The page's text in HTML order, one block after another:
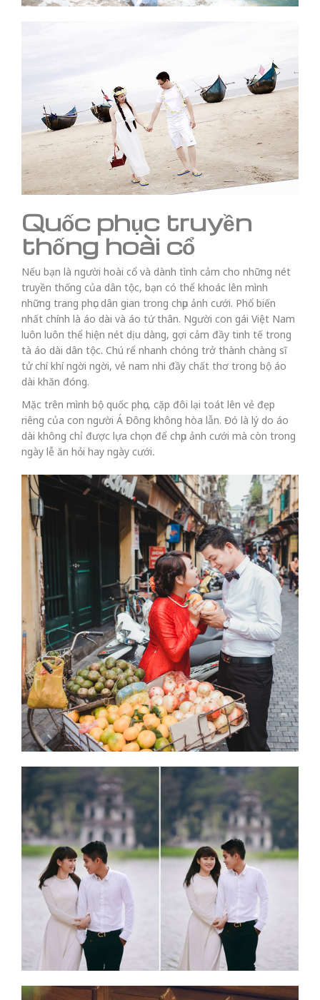
Quốc phục truyền
thống hoài cổ
Nếu bạn là người hoài cổ và dành tình cảm cho những nét
truyền thống của dân tộc, bạn có thể khoác lên mình
những trang phục dân gian trong chụp ảnh cưới. Phổ biến
nhất chính là áo dài và áo tứ thân. Người con gái Việt Nam
luôn luôn thể hiện nét dịu dàng, gợi cảm đầy tinh tế trong
tà áo dài dân tộc. Chú rể nhanh chóng trở thành chàng sĩ
tử chí khí ngời ngời, vẻ nam nhi đầy chất thơ trong bộ áo
dài khăn đóng.
Mặc trên mình bộ quốc phục, cặp đôi lại toát lên vẻ đẹp
riêng của con người Á Đông không hòa lẫn. Đó là lý do áo
dài không chỉ được lựa chọn để chụp ảnh cưới mà còn trong
ngày lễ ăn hỏi hay ngày cưới.